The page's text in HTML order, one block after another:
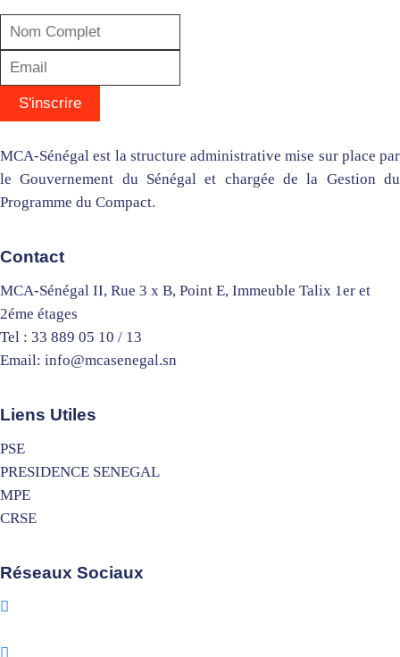
MCA-Sénégal est la structure administrative mise sur place par
le Gouvernement du Sénégal et chargée de la Gestion du
Programme du Compact.
Contact
MCA-Sénégal II, Rue 3 x B, Point E, Immeuble Talix 1er et
2éme étages
Tel : 33 889 05 10 / 13
Email: info@mcasenegal.sn
Liens Utiles
PSE
PRESIDENCE SENEGAL
MPE
CRSE
Réseaux Sociaux